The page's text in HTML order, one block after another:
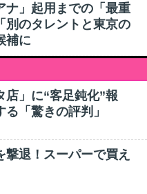
ナ」起用までの「最重
別のタレントと東京の
補に
店」に“客足鈍化”報
「驚きの評判」
撃退！スーパーで買え